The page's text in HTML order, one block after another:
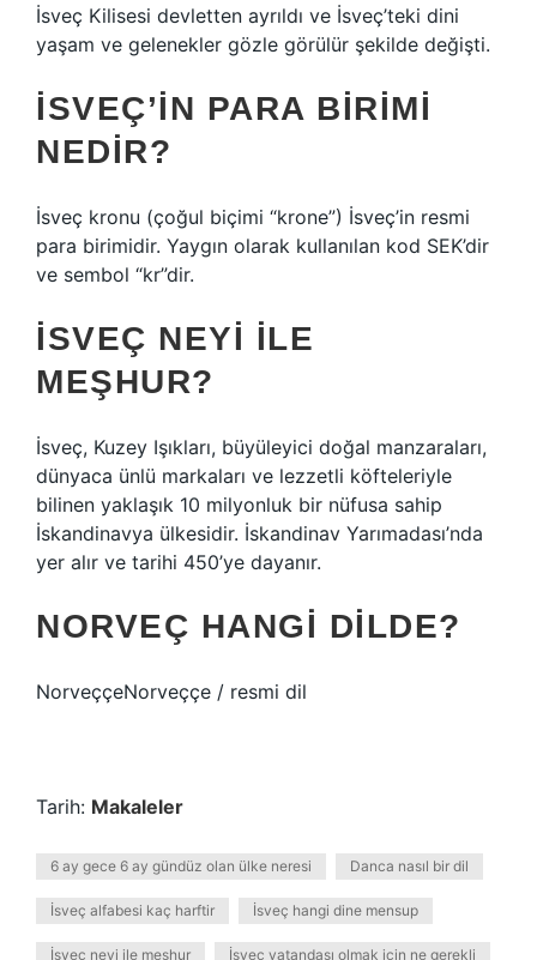
İsveç Kilisesi devletten ayrıldı ve İsveç’teki dini
yaşam ve gelenekler gözle görülür şekilde değişti.
İSVEÇ’IN PARA BIRIMI
NEDIR?
İsveç kronu (çoğul biçimi “krone”) İsveç’in resmi
para birimidir. Yaygın olarak kullanılan kod SEK’dir
ve sembol “kr”dir.
İSVEÇ NEYI ILE
MEŞHUR?
İsveç, Kuzey Işıkları, büyüleyici doğal manzaraları,
dünyaca ünlü markaları ve lezzetli köfteleriyle
bilinen yaklaşık 10 milyonluk bir nüfusa sahip
İskandinavya ülkesidir. İskandinav Yarımadası’nda
yer alır ve tarihi 450’ye dayanır.
NORVEÇ HANGI DILDE?
NorveççeNorveççe / resmi dil
Tarih: Makaleler
6 ay gece 6 ay gündüz olan ülke neresi Danca nasıl bir dil
İsveç alfabesi kaç harftir İsveç hangi dine mensup
İsveç neyi ile meşhur İsveç vatandaşı olmak için ne gerekli